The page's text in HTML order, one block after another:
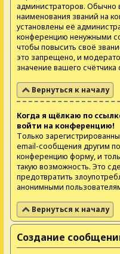
администраторов. Обычно
наименования званий на
установлены её
конференцию ненужными
чтобы повысить своё
это запрещено, и
значение вашего
Вернуться к началу
Когда я щёлкаю по
войти на конференцию!
Только
email-сообщения другим
конференцию форму, и
такую возможность. Это
предотвратить
анонимными
Вернуться к началу
Создание